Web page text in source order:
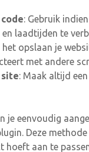
: Gebruik
laadtijden te
het opslaan je
met andere
site: Maak altijd
je eenvoudig
Deze
hoeft aan te